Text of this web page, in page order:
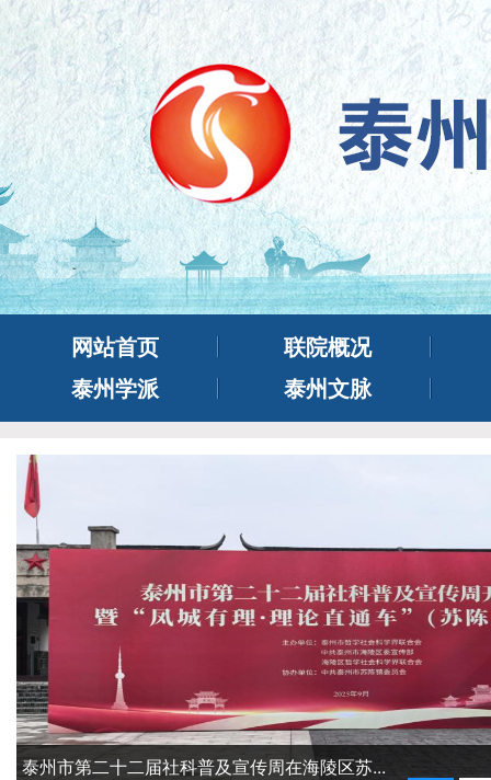
网站首页
联院概况
泰州学派
泰州文脉
区苏... 江南文脉论坛·泰州